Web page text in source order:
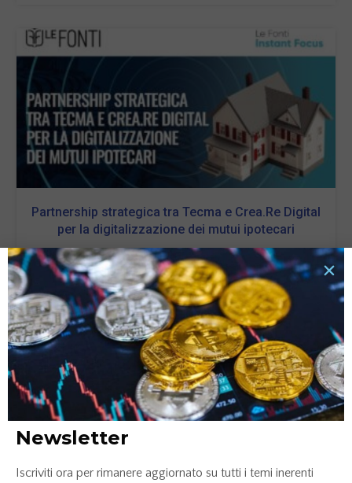
Partnership strategica tra Tecma e Crea.Re Digital
per la digitalizzazione dei mutui ipotecari
28 Febbraio 2024
LEGGI TUTTO »
Newsletter
Iscriviti ora per rimanere aggiornato su tutti i temi inerenti